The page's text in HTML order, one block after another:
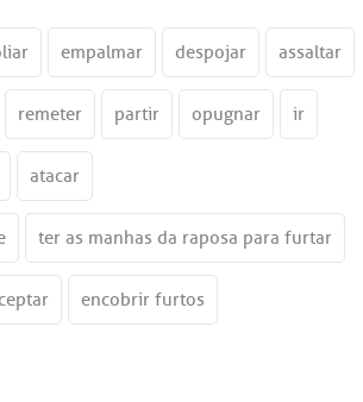
empalmar despojar assaltar
remeter partir opugnar ir
atacar
ter as manhas da raposa para furtar
encobrir furtos